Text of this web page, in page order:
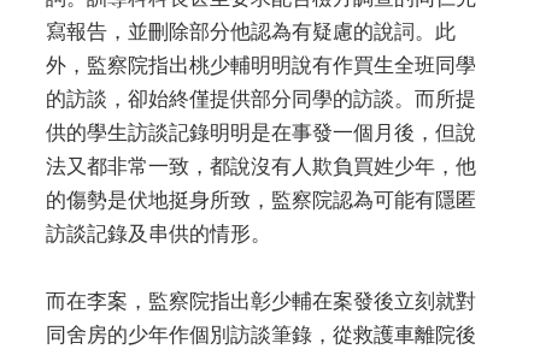
寫報告，並刪除部分他認為有疑慮的說詞。此
外，監察院指出桃少輔明明說有作買生全班同學
的訪談，卻始終僅提供部分同學的訪談。而所提
供的學生訪談記錄明明是在事發一個月後，但說
法又都非常一致，都說沒有人欺負買姓少年，他
的傷勢是伏地挺身所致，監察院認為可能有隱匿
訪談記錄及串供的情形。
而在李案，監察院指出彰少輔在案發後立刻就對
同舍房的少年作個別訪談筆錄，從救護車離院後